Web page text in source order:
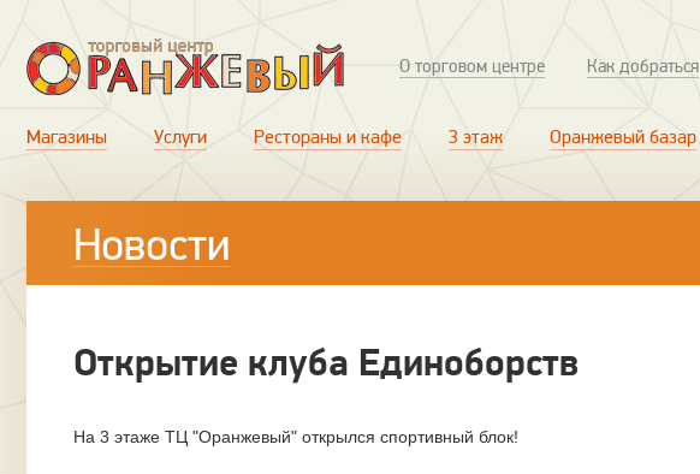
О торговом центре Как добраться
Магазины Услуги Рестораны и кафе 3 этаж Оранжевый базар
Новости
Открытие клуба Единоборств
На 3 этаже ТЦ "Оранжевый" открылся спортивный блок!